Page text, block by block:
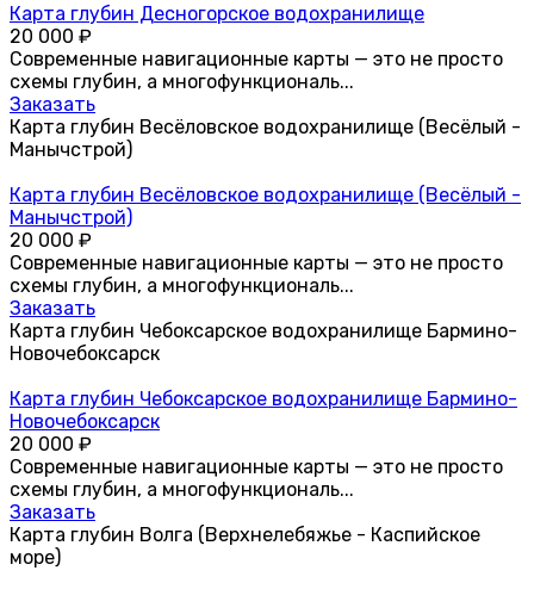
Карта глубин Десногорское водохранилище
20 000 ₽
Современные навигационные карты — это не просто
схемы глубин, а многофункциональ...
Заказать
Карта глубин Весёловское водохранилище (Весёлый -
Манычстрой)
Карта глубин Весёловское водохранилище (Весёлый -
Манычстрой)
20 000 ₽
Современные навигационные карты — это не просто
схемы глубин, а многофункциональ...
Заказать
Карта глубин Чебоксарское водохранилище Бармино-
Новочебоксарск
Карта глубин Чебоксарское водохранилище Бармино-
Новочебоксарск
20 000 ₽
Современные навигационные карты — это не просто
схемы глубин, а многофункциональ...
Заказать
Карта глубин Волга (Верхнелебяжье - Каспийское
море)